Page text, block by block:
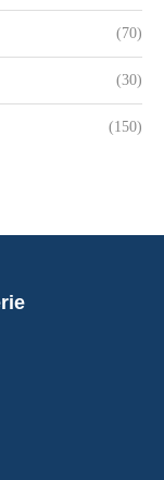
(70)
(30)
(150)